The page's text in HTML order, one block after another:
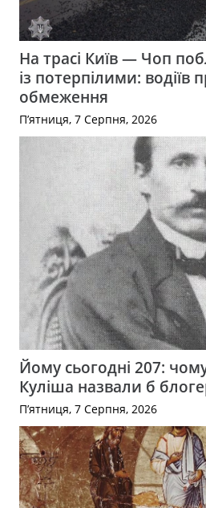
На трасі Київ — Чоп
із потерпілими: водіїв
обмеження
П’ятниця, 7 Серпня, 2026
Йому сьогодні 207:
Куліша назвали б
П’ятниця, 7 Серпня, 2026